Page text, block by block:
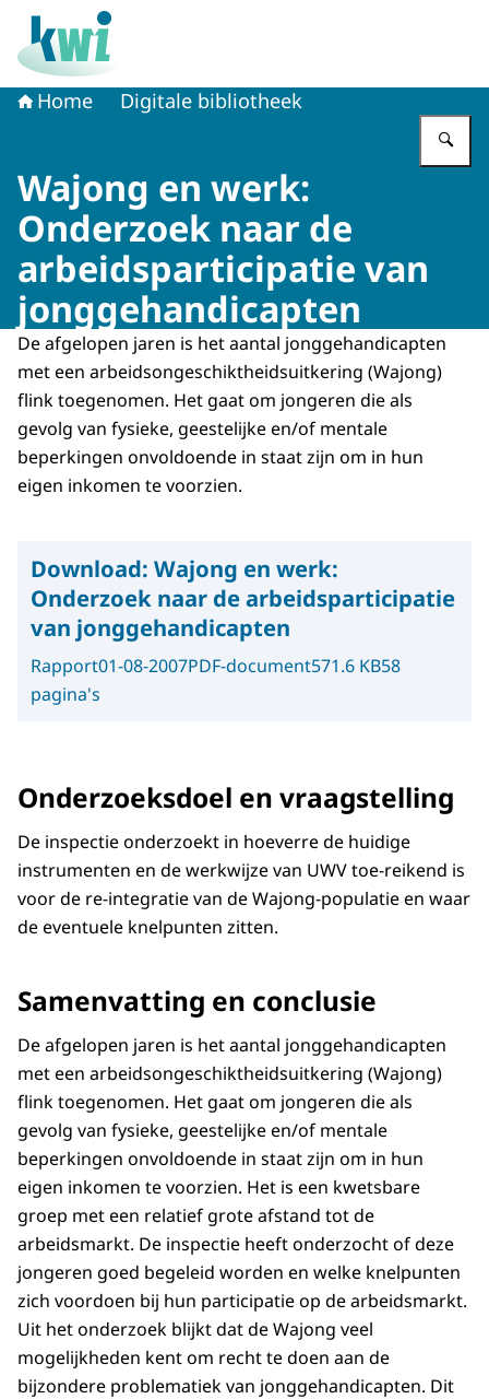
Naar de homepage van Kennisplatform Werk en
Home Digitale bibliotheek
Wajong en werk:
Onderzoek naar de
arbeidsparticipatie van
jonggehandicapten
De afgelopen jaren is het aantal jonggehandicapten
met een arbeidsongeschiktheidsuitkering (Wajong)
flink toegenomen. Het gaat om jongeren die als
gevolg van fysieke, geestelijke en/of mentale
beperkingen onvoldoende in staat zijn om in hun
eigen inkomen te voorzien.
Download: Wajong en werk:
Onderzoek naar de arbeidsparticipatie
van jonggehandicapten
Rapport01-08-2007PDF-document571.6 KB58
pagina's
Onderzoeksdoel en vraagstelling
De inspectie onderzoekt in hoeverre de huidige
instrumenten en de werkwijze van UWV toe-reikend is
voor de re-integratie van de Wajong-populatie en waar
de eventuele knelpunten zitten.
Samenvatting en conclusie
De afgelopen jaren is het aantal jonggehandicapten
met een arbeidsongeschiktheidsuitkering (Wajong)
flink toegenomen. Het gaat om jongeren die als
gevolg van fysieke, geestelijke en/of mentale
beperkingen onvoldoende in staat zijn om in hun
eigen inkomen te voorzien. Het is een kwetsbare
groep met een relatief grote afstand tot de
arbeidsmarkt. De inspectie heeft onderzocht of deze
jongeren goed begeleid worden en welke knelpunten
zich voordoen bij hun participatie op de arbeidsmarkt.
Uit het onderzoek blijkt dat de Wajong veel
mogelijkheden kent om recht te doen aan de
bijzondere problematiek van jonggehandicapten. Dit